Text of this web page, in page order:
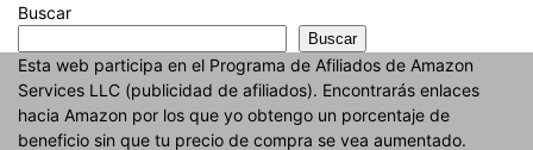
Buscar
Buscar
Esta web participa en el Programa de Afiliados de Amazon
Services LLC (publicidad de afiliados). Encontrarás enlaces
hacia Amazon por los que yo obtengo un porcentaje de
beneficio sin que tu precio de compra se vea aumentado.